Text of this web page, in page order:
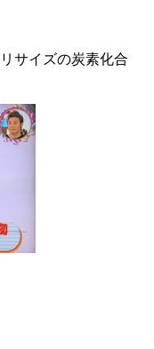
サイズの炭素化合